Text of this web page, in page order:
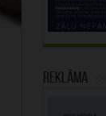
Reklāma